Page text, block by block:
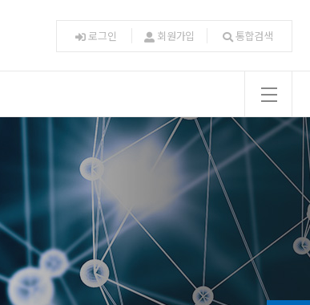
로그인 회원가입 통합검색